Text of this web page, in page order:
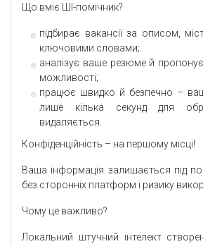
Що вміє ШІ-помічник?
підбирає вакансії за описом,
ключовими словами;
аналізує ваше резюме й пропонує
можливості;
працює швидко й безпечно –
лише кілька секунд для
видаляється.
Конфіденційність – на першому місці!
Ваша інформація залишається під
без сторонніх платформ і ризику
Чому це важливо?
Локальний штучний інтелект